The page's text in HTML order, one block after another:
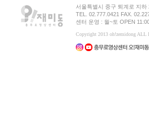
서울특별시 중구 퇴계로 지
TEL. 02.777.0421 FAX.
센터 운영 : 월~토 OPEN
Copyright 2013 oh!zemidong ALL